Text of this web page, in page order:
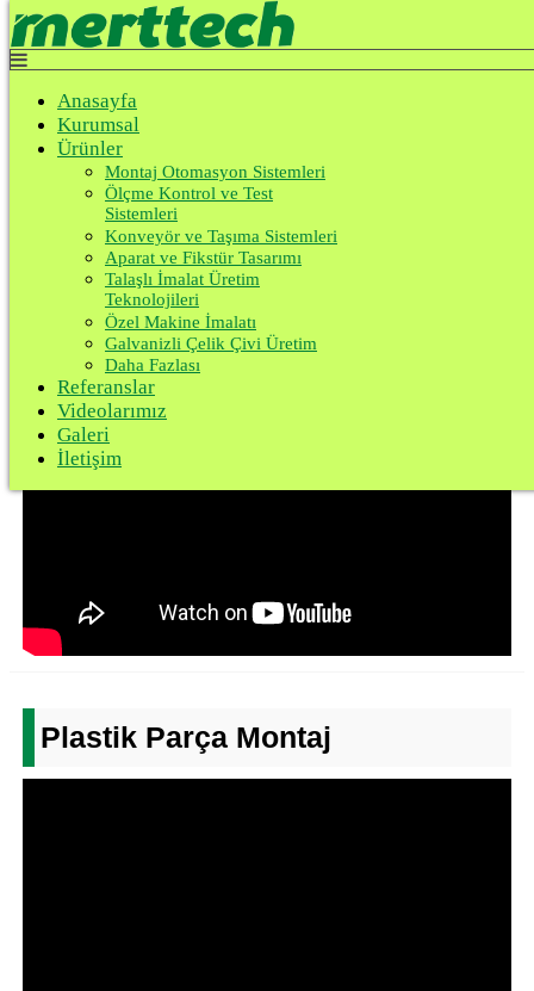
Top
Ürünler
Referanslar
Videolarımız
Galeri
İletişim
Anasayfa
Kurumsal
Ürünler
Montaj Otomasyon Sistemleri
Ölçme Kontrol ve Test
Sistemleri
Konveyör ve Taşıma Sistemleri
Aparat ve Fikstür Tasarımı
Talaşlı İmalat Üretim
Teknolojileri
Özel Makine İmalatı
Galvanizli Çelik Çivi Üretim
Daha Fazlası
Referanslar
Videolarımız
Galeri
İletişim
Yarı Otomatik Montaj Hatları
Anasayfa
Ürünler
Montaj Otomasyon Sistemleri
Yarı Otomatik Montaj Hatları
Rondela O-Ring Takma
Plastik Parça Montaj